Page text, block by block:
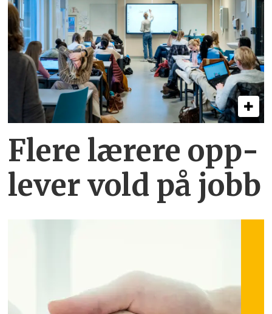
Flere lærere opp­
lever vold på jobb